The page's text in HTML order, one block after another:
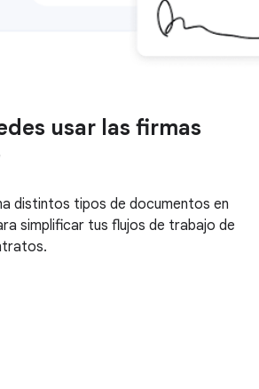
usar las firmas
distintos tipos de documentos en
simplificar tus flujos de trabajo de